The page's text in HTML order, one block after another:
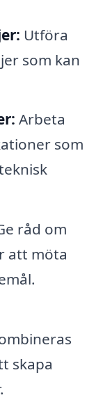
Utföra
som kan
Arbeta
som
råd om
att möta
skapa